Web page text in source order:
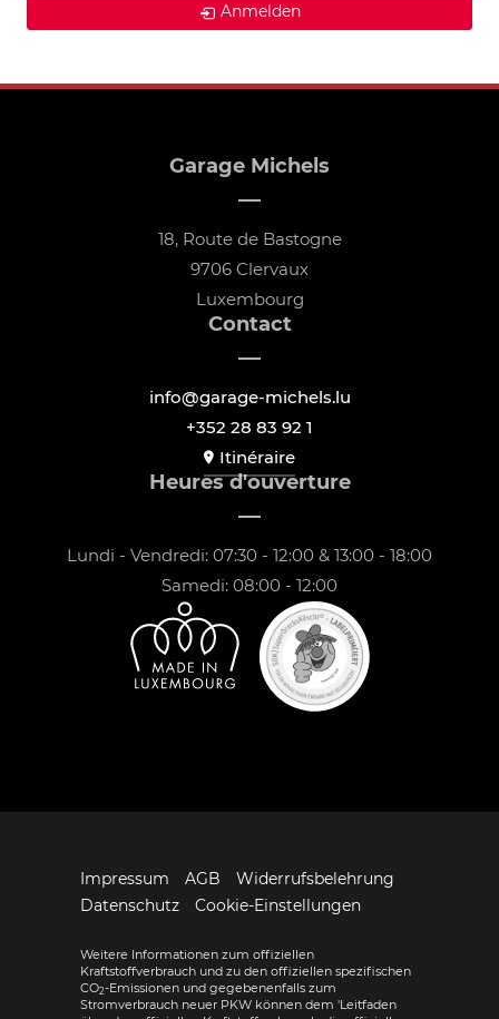
Anmelden
Garage Michels
18, Route de Bastogne
9706 Clervaux
Luxembourg
Contact
info@garage-michels.lu
+352 28 83 92 1
Itinéraire
Heures d'ouverture
Lundi - Vendredi: 07:30 - 12:00 & 13:00 - 18:00
Samedi: 08:00 - 12:00
Impressum AGB
Widerrufsbelehrung
Datenschutz
Cookie-Einstellungen
Weitere Informationen zum offiziellen
Kraftstoffverbrauch und zu den offiziellen spezifischen
CO2-Emissionen und gegebenenfalls zum
Stromverbrauch neuer PKW können dem 'Leitfaden